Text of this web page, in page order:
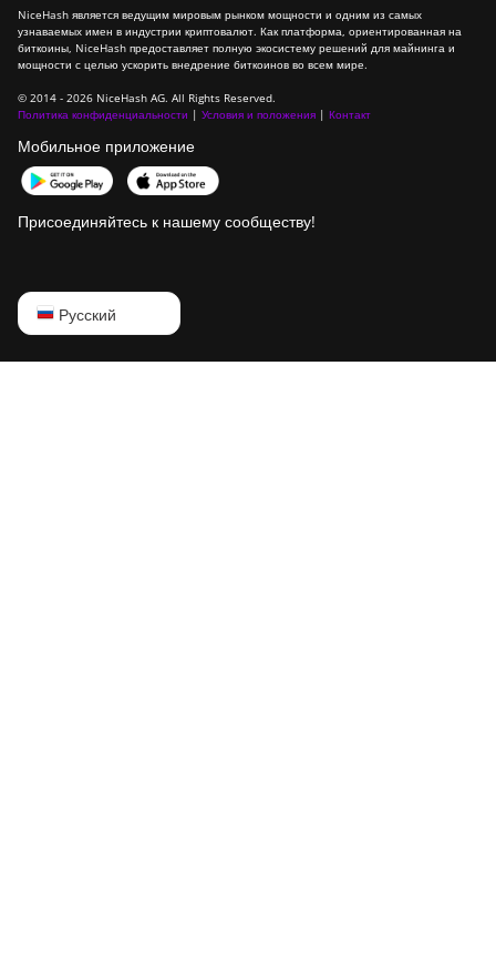
NiceHash является ведущим мировым рынком мощности и одним из самых
узнаваемых имен в индустрии криптовалют. Как платформа, ориентированная на
биткоины, NiceHash предоставляет полную экосистему решений для майнинга и
мощности с целью ускорить внедрение биткоинов во всем мире.
© 2014 - 2026 NiceHash AG. All Rights Reserved.
Политика конфиденциальности | Условия и положения | Контакт
Мобильное приложение
Присоединяйтесь к нашему сообществу!
Русский
English